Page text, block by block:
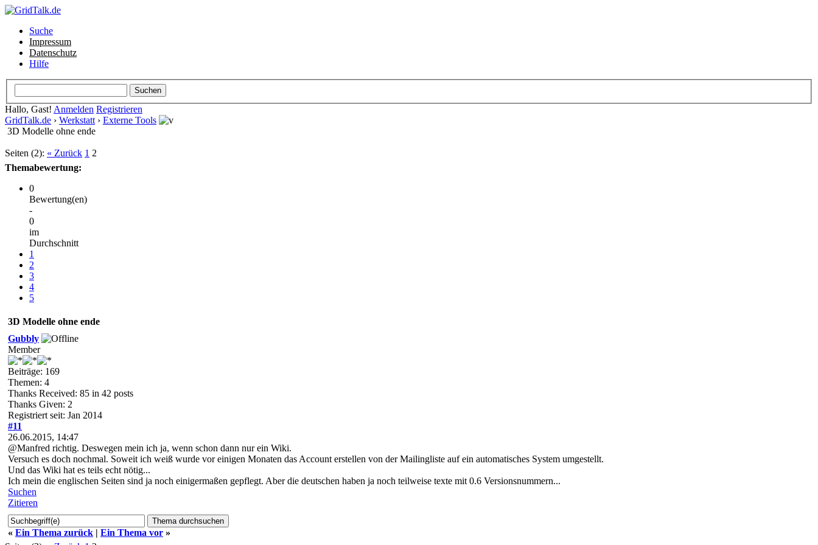
Suche
Impressum
Datenschutz
Hilfe
Hallo, Gast! Anmelden Registrieren
GridTalk.de › Werkstatt › Externe Tools
3D Modelle ohne ende
Seiten (2): « Zurück 1 2
Themabewertung:
0
Bewertung(en)
-
0
im
Durchschnitt
1
2
3
4
5
3D Modelle ohne ende
Gubbly
Member
Beiträge: 169
Themen: 4
Thanks Received: 85 in 42 posts
Thanks Given: 2
Registriert seit: Jan 2014
#11
26.06.2015, 14:47
@Manfred richtig. Deswegen mein ich ja, wenn schon dann nur ein Wiki.
Versuch es doch nochmal. Soweit ich weiß wurde vor einigen Monaten das Account erstellen von der Mailingliste auf ein automatisches System umgestellt.
Und das Wiki hat es teils echt nötig...
Ich mein die englischen Seiten sind ja noch einigermaßen gepflegt. Aber die deutschen haben ja noch teilweise texte mit 0.6 Versionsnummern...
Suchen
Zitieren
« Ein Thema zurück | Ein Thema vor »